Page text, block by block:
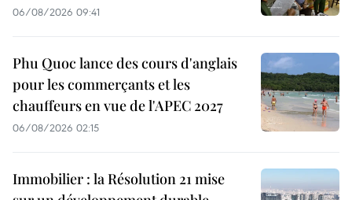
06/08/2026 09:41
Phu Quoc lance des cours d'anglais
pour les commerçants et les
chauffeurs en vue de l'APEC 2027
06/08/2026 02:15
Immobilier : la Résolution 21 mise